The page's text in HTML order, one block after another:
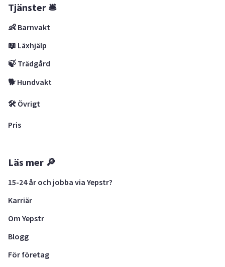
Tjänster 🛎
👶 Barnvakt
📖 Läxhjälp
🍃 Trädgård
🐕 Hundvakt
🛠 Övrigt
Pris
Läs mer 🔎
15-24 år och jobba via Yepstr?
Karriär
Om Yepstr
Blogg
För företag